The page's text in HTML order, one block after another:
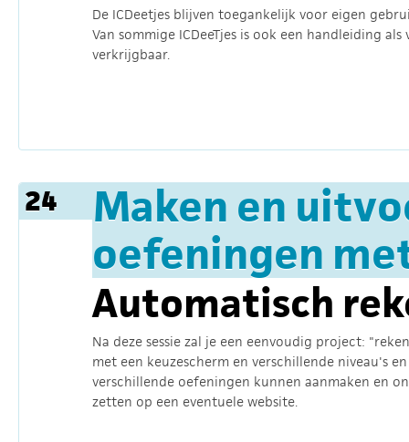
De ICDeetjes blijven toegankelijk voor eigen
Van sommige ICDeeTjes is ook een handleiding als
verkrijgbaar.
24
Maken en
oefeningen
Automatisch
Na deze sessie zal je een eenvoudig project:
met een keuzescherm en verschillende niveau's
verschillende oefeningen kunnen aanmaken en
zetten op een eventuele website.